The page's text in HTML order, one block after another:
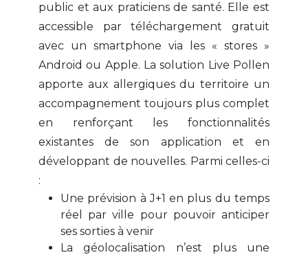
public et aux praticiens de santé. Elle est
accessible par téléchargement gratuit
avec un smartphone via les « stores »
Android ou Apple. La solution Live Pollen
apporte aux allergiques du territoire un
accompagnement toujours plus complet
en renforçant les fonctionnalités
existantes de son application et en
développant de nouvelles. Parmi celles-ci
:
Une prévision à J+1 en plus du temps
réel par ville pour pouvoir anticiper
ses sorties à venir
La géolocalisation n’est plus une